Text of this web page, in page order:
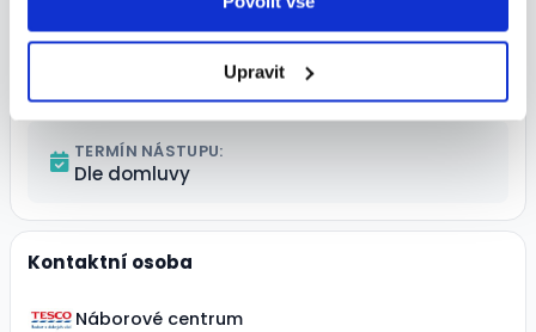
Upravit
Dubeč Starodubečská 16/400, Praha
TERMÍN NÁSTUPU:
Dle domluvy
Kontaktní osoba
Náborové centrum